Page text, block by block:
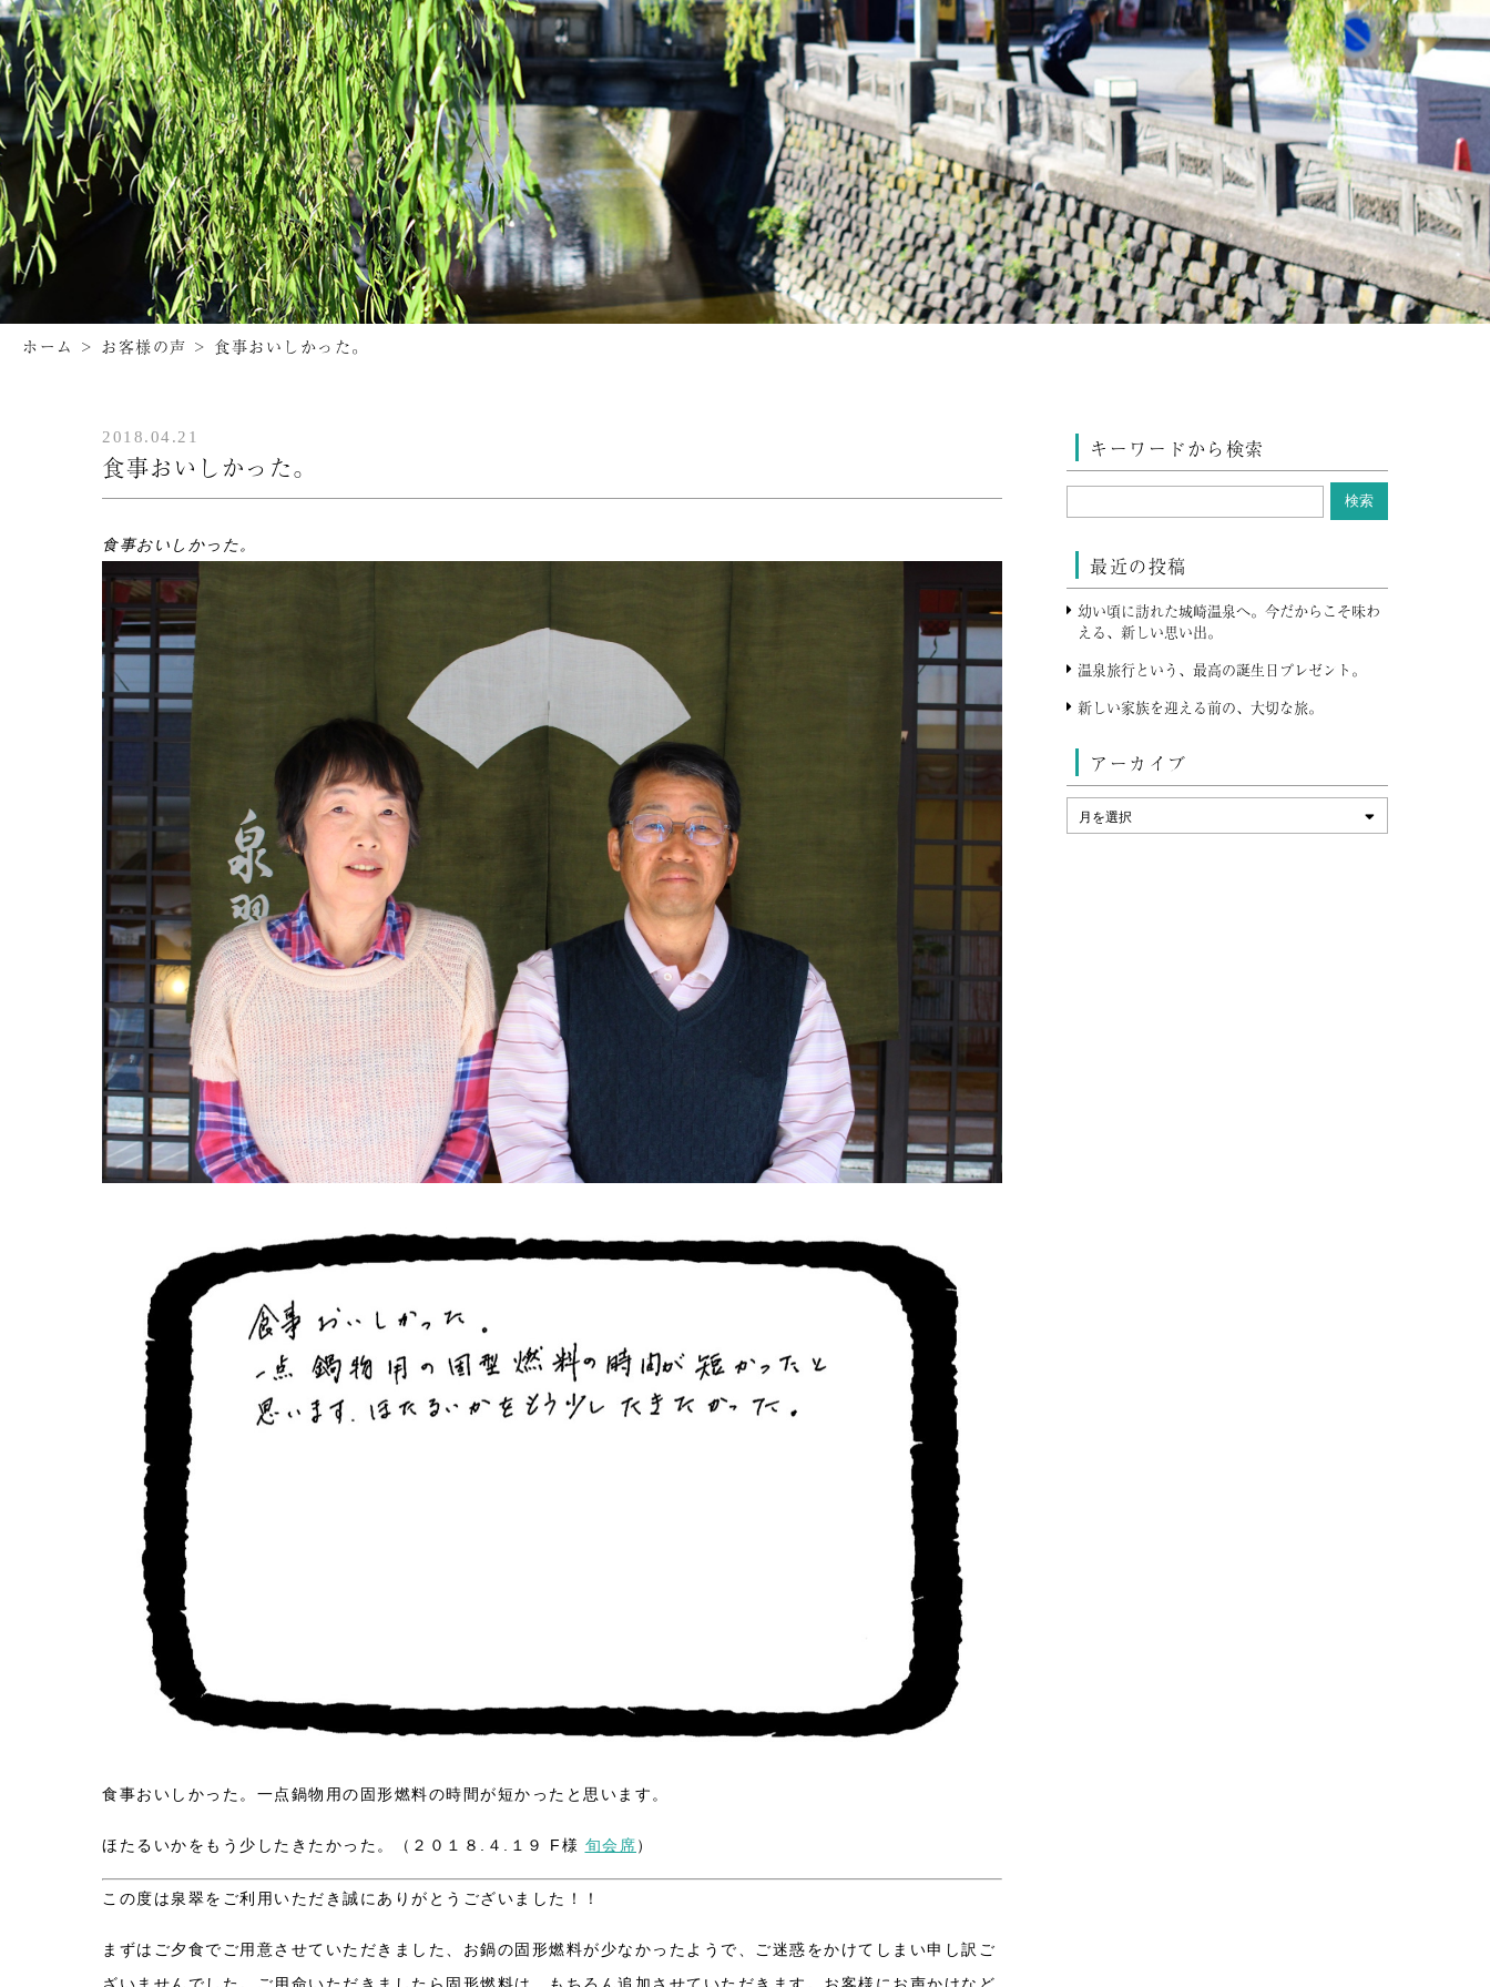
ホーム > お客様の声 > 食事おいしかった。
2018.04.21
食事おいしかった。
食事おいしかった。
食事おいしかった。一点鍋物用の固形燃料の時間が短かったと思います。
ほたるいかをもう少したきたかった。（２０１８.４.１９ F様 旬会席）
この度は泉翠をご利用いただき誠にありがとうございました！！
まずはご夕食でご用意させていただきました、お鍋の固形燃料が少なかったようで、ご迷惑をかけてしまい申し訳ご
ざいませんでした。ご用命いただきましたら固形燃料は、もちろん追加させていただきます。お客様にお声かけなど
キーワードから検索
最近の投稿
幼い頃に訪れた城崎温泉へ。今だからこそ味わ
える、新しい思い出。
温泉旅行という、最高の誕生日プレゼント。
新しい家族を迎える前の、大切な旅。
アーカイブ